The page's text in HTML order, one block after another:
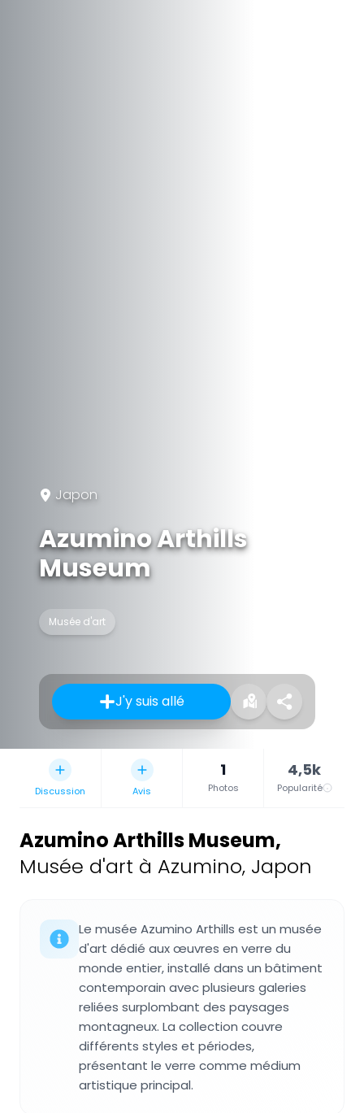
Japon
Azumino Arthills
Museum
Musée d'art
J'y suis allé
Discussion Avis
1
Photos
4,5k
Popularité
Azumino Arthills Museum,
Musée d'art à Azumino, Japon
Le musée Azumino Arthills est un musée
d'art dédié aux œuvres en verre du
monde entier, installé dans un bâtiment
contemporain avec plusieurs galeries
reliées surplombant des paysages
montagneux. La collection couvre
différents styles et périodes,
présentant le verre comme médium
artistique principal.